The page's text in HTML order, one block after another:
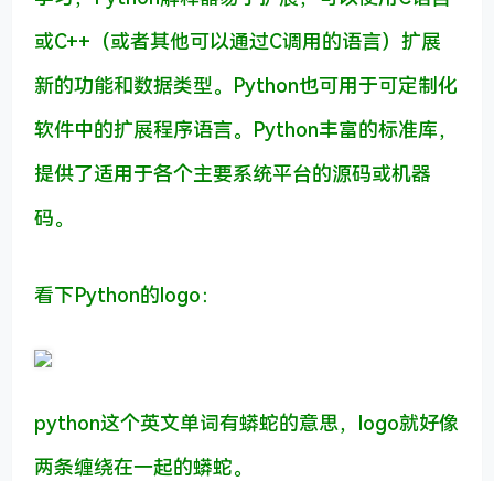
或C++（或者其他可以通过C调用的语言）扩展
新的功能和数据类型。Python也可用于可定制化
软件中的扩展程序语言。Python丰富的标准库，
提供了适用于各个主要系统平台的源码或机器
码。
看下Python的logo：
python这个英文单词有蟒蛇的意思，logo就好像
两条缠绕在一起的蟒蛇。